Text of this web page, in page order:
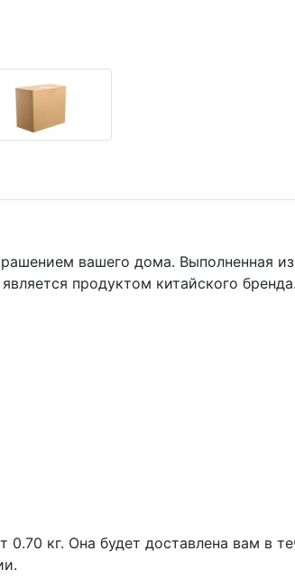
вашего дома. Выполненная
продуктом китайского бренда.
кг. Она будет доставлена вам в